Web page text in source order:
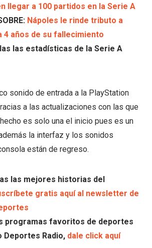
llegar a 100 partidos en la Serie A
Nápoles le rinde tributo a
4 años de su fallecimiento
las estadísticas de la Serie A
sonido de entrada a la PlayStation
a las actualizaciones con las que
es solo una el inicio pues es un
la interfaz y los sonidos
están de regreso.
las mejores historias del
gratis aquí al newsletter de
programas favoritos de deportes
Deportes Radio, dale click aquí